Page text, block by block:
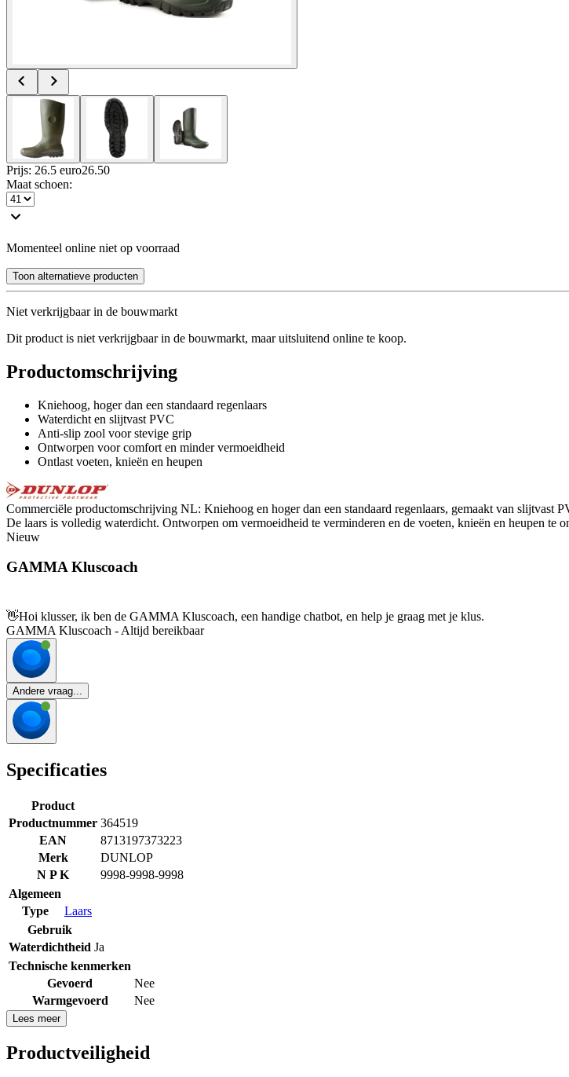
Prijs: 26.5 euro26.50
Maat schoen:
Momenteel online niet op voorraad
Toon alternatieve producten
Niet verkrijgbaar in de bouwmarkt
Dit product is niet verkrijgbaar in de bouwmarkt, maar uitsluitend online te koop.
Productomschrijving
Kniehoog, hoger dan een standaard regenlaars
Waterdicht en slijtvast PVC
Anti-slip zool voor stevige grip
Ontworpen voor comfort en minder vermoeidheid
Ontlast voeten, knieën en heupen
Commerciële productomschrijving NL: Kniehoog en hoger dan een standaard regenlaars, gemaakt van
De laars is volledig waterdicht. Ontworpen om vermoeidheid te verminderen en de voeten, knieën en heupen te
Nieuw
GAMMA Kluscoach
👋Hoi klusser, ik ben de GAMMA Kluscoach, een handige chatbot, en help je graag met je klus.
GAMMA Kluscoach - Altijd bereikbaar
Andere vraag...
Specificaties
Product
Productnummer 364519
EAN
8713197373223
Merk
DUNLOP
N P K
9998-9998-9998
Algemeen
Type
Laars
Gebruik
Waterdichtheid Ja
Technische kenmerken
Gevoerd
Nee
Warmgevoerd
Nee
Lees meer
Productveiligheid